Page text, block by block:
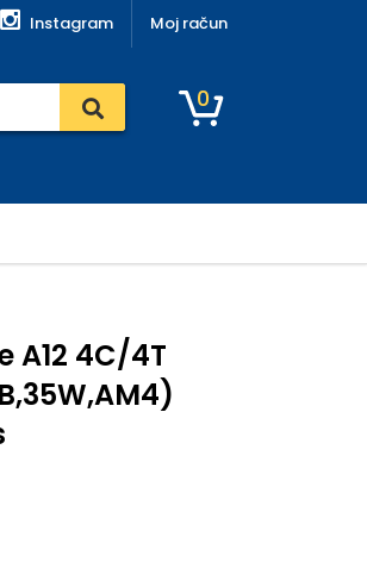
Instagram Moj račun
0
A12 4C/4T